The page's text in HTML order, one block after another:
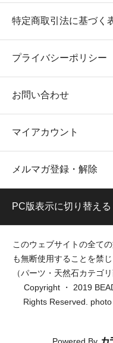
特定商取引法に基づく
プライバシーポリシー
お問い合わせ
マイアカウント
メルマガ登録・解除
PC版表示に切り替える
このウェブサイトの全て
も無断使用することを禁
（パーツ・天然石カテゴ
Copyright ・ 2019
Rights Reserved.